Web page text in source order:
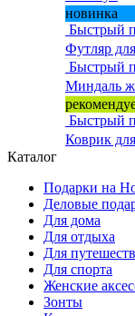
новинка
Быстрый
Футляр
Быстрый
Миндаль
Быстрый
Коврик
Каталог
Подарки на
Деловые
Для дома
Для отдыха
Для
Для спорта
Женские
Зонты